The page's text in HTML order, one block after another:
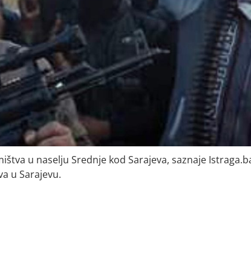
u naselju Srednje kod Sarajeva, saznaje
u Sarajevu.